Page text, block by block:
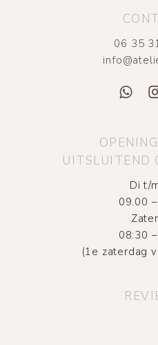
06 35
UITSLUITEND
Di t/
09.00
08:30
(1e zaterdag